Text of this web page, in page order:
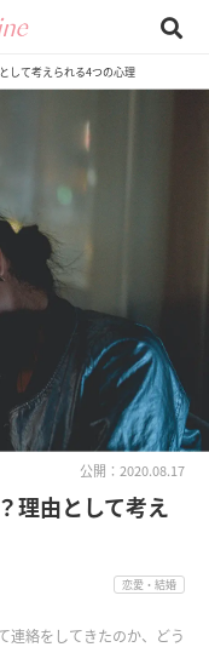
して考えられる4つの心理
公開：2020.08.17
理由として考え
恋愛・結婚
絡をしてきたのか、どう